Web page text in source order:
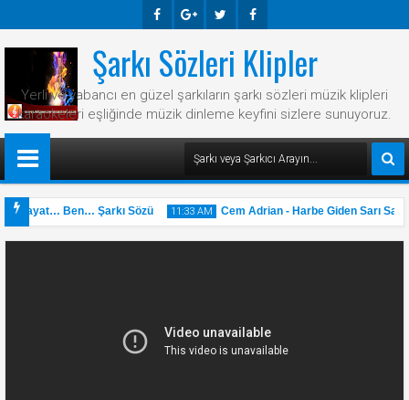
Ook E-
Plus
R Ook
Şarkı Sözleri Klipler
Yerli ve yabancı en güzel şarkıların şarkı sözleri müzik klipleri
karaokeleri eşliğinde müzik dinleme keyfini sizlere sunuyoruz.
Hayat… Ben… Şarkı Sözü 11:33 AM
31 May
2025
Cem Adrian - Harbe Giden Sarı Saçlı